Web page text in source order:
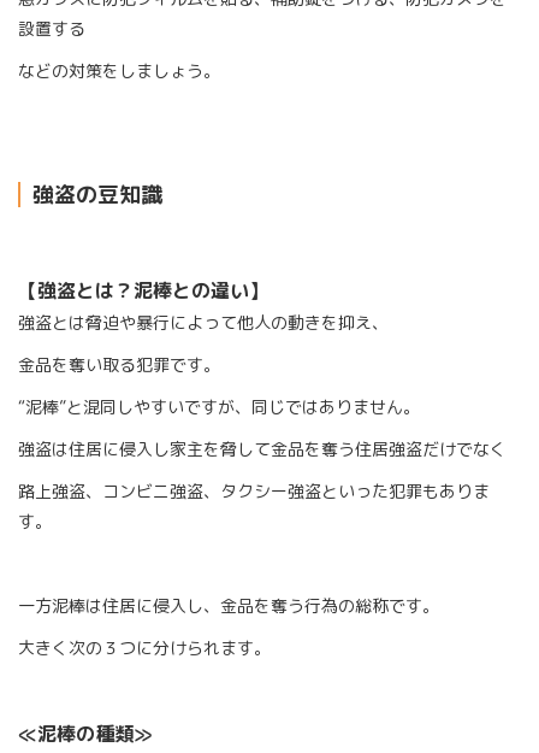
設置する
などの対策をしましょう。
強盗の豆知識
【強盗とは？泥棒との違い】
強盗とは脅迫や暴行によって他人の動きを抑え、
金品を奪い取る犯罪です。
“泥棒”と混同しやすいですが、同じではありません。
強盗は住居に侵入し家主を脅して金品を奪う住居強盗だけでなく
路上強盗、コンビニ強盗、タクシー強盗といった犯罪もありま
す。
一方泥棒は住居に侵入し、金品を奪う行為の総称です。
大きく次の３つに分けられます。
≪泥棒の種類≫